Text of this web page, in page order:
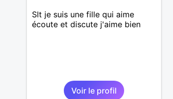
Slt je suis une fille qui aime
écoute et discute j'aime bien
Voir le profil